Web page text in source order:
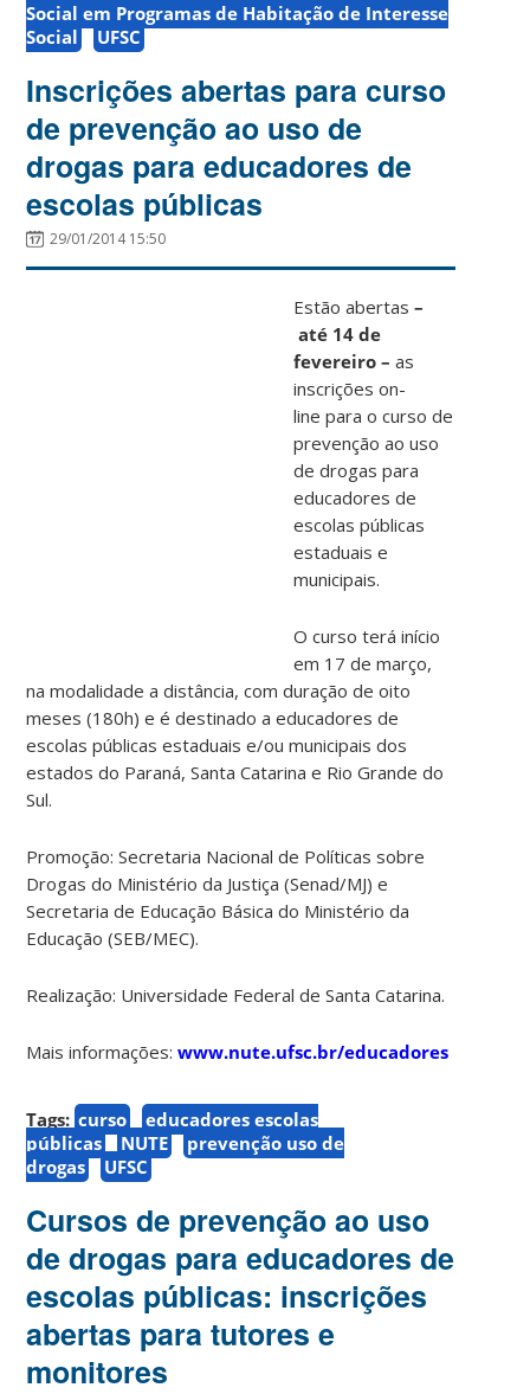
Social em Programas de Habitação de Interesse
Social
UFSC
Inscrições abertas para curso
de prevenção ao uso de
drogas para educadores de
escolas públicas
29/01/2014 15:50
Estão abertas–
até 14 de
fevereiro – as
inscrições on-
line para o curso de
prevenção ao uso
de drogas para
educadores de
escolas públicas
estaduais e
municipais.
O curso terá início
em 17 de março,
na modalidade a distância, com duração de oito
meses (180h) e é destinado a educadores de
escolas públicas estaduais e/ou municipais dos
estados do Paraná, Santa Catarina e Rio Grande do
Sul.
Promoção: Secretaria Nacional de Políticas sobre
Drogas do Ministério da Justiça (Senad/MJ) e
Secretaria de Educação Básica do Ministério da
Educação (SEB/MEC).
Realização: Universidade Federal de Santa Catarina.
Mais informações:www.nute.ufsc.br/educadores
Tags: curso
educadores escolas
públicas
NUTE
prevenção uso de
drogas
UFSC
Cursos de prevenção ao uso
de drogas para educadores de
escolas públicas: inscrições
abertas para tutores e
monitores